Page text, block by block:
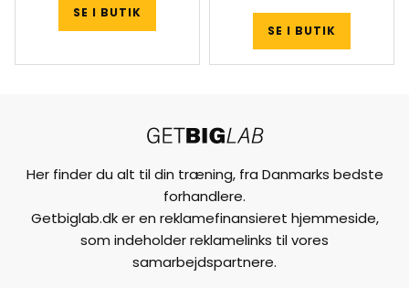
SE I BUTIK
SE I BUTIK
Her finder du alt til din træning, fra Danmarks bedste
forhandlere.
Getbiglab.dk er en reklamefinansieret hjemmeside,
som indeholder reklamelinks til vores
samarbejdspartnere.